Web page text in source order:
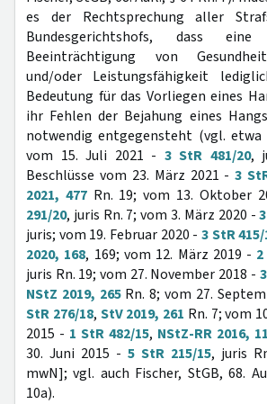
es der Rechtsprechung aller
Bundesgerichtshofs, dass eine
Beeinträchtigung von
und/oder Leistungsfähigkeit
Bedeutung für das Vorliegen eines
ihr Fehlen der Bejahung eines
notwendig entgegensteht (vgl. etwa
vom 15. Juli 2021 - 3 StR 481/20,
Beschlüsse vom 23. März 2021 -3
2021, 477Rn. 19; vom 13. Oktober
291/20, juris Rn. 7; vom 3. März 2020 -
juris; vom 19. Februar 2020 - 3 StR
2020, 168, 169; vom 12. März 2019 -
juris Rn. 19; vom 27. November 2018 -
NStZ 2019, 265Rn. 8; vom 27.
StR 276/18, StV 2019, 261 Rn. 7; vom
2015 - 1 StR 482/15, NStZ-RR 2016,
30. Juni 2015 - 5 StR 215/15, juris
mwN]; vgl. auch Fischer, StGB, 68.
10a).